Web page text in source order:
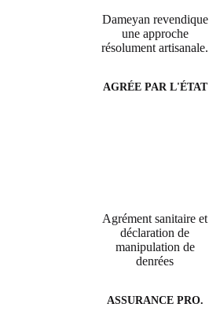
Dameyan revendique
une approche
résolument artisanale.
AGRÉE PAR L'ÉTAT
Agrément sanitaire et
déclaration de
manipulation de
denrées
ASSURANCE PRO.